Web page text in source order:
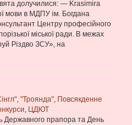
долучилися: — Krasimira
мови в МДПУ ім. Богдана
Центру професійного
міської ради. В межах
Різдво ЗСУ», на
, "Троянда", Повсякденне
, ЦДЮТ
Державного прапора та День